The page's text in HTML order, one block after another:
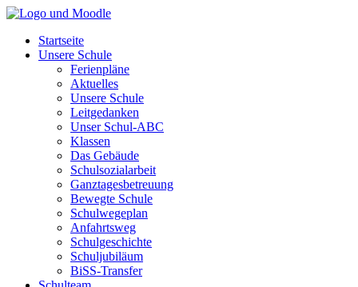
Startseite
Unsere Schule
Ferienpläne
Aktuelles
Unsere Schule
Leitgedanken
Unser Schul-ABC
Klassen
Das Gebäude
Schulsozialarbeit
Ganztagesbetreuung
Bewegte Schule
Schulwegeplan
Anfahrtsweg
Schulgeschichte
Schuljubiläum
BiSS-Transfer